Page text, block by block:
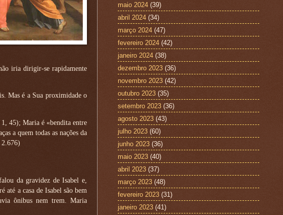
iria dirigir-se rapidamente
Mas é a Sua proximidade o
45); Maria é «bendita entre
a quem todas as nações da
2.676)
da gravidez de Isabel e,
até a casa de Isabel são bem
ônibus nem trem. Maria
maio 2024 (39)
abril 2024 (34)
março 2024 (47)
fevereiro 2024 (42)
janeiro 2024 (38)
dezembro 2023 (36)
novembro 2023 (42)
outubro 2023 (35)
setembro 2023 (36)
agosto 2023 (43)
julho 2023 (60)
junho 2023 (36)
maio 2023 (40)
abril 2023 (37)
março 2023 (48)
fevereiro 2023 (31)
janeiro 2023 (41)